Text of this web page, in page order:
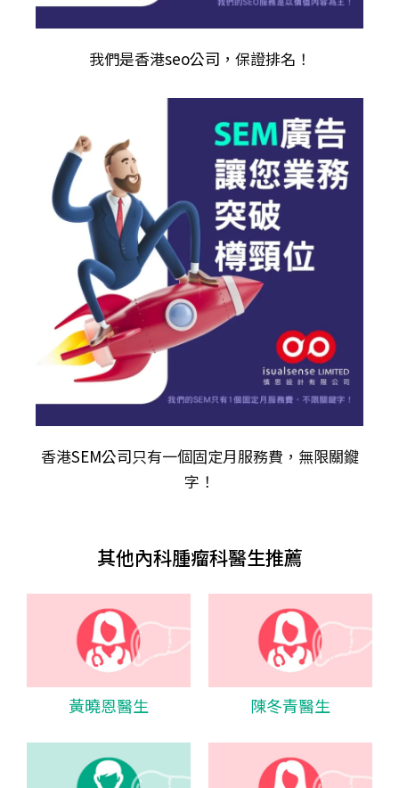
我們是香港seo公司 ，保證排名！
香港SEM公司只有一個固定月服務費，無限關𨫡
字！
其他內科腫瘤科醫生推薦
黃曉恩醫生 陳冬青醫生